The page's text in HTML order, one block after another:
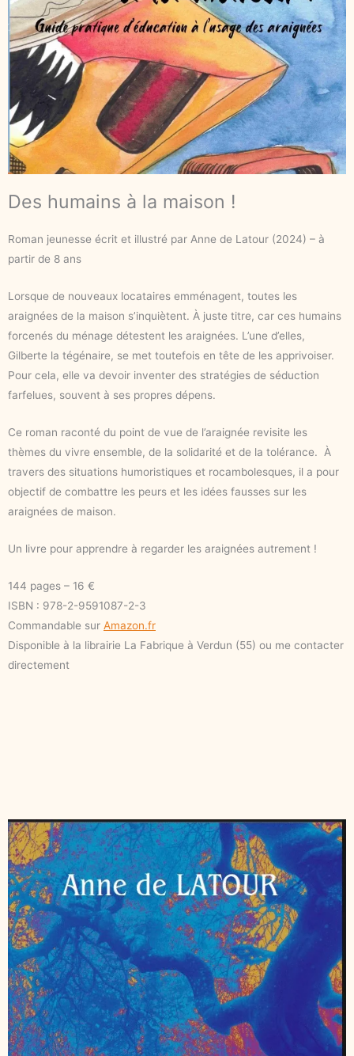
Des humains à la maison !
Roman jeunesse écrit et illustré par Anne de Latour (2024) – à
partir de 8 ans
Lorsque de nouveaux locataires emménagent, toutes les
araignées de la maison s’inquiètent. À juste titre, car ces humains
forcenés du ménage détestent les araignées. L’une d’elles,
Gilberte la tégénaire, se met toutefois en tête de les apprivoiser.
Pour cela, elle va devoir inventer des stratégies de séduction
farfelues, souvent à ses propres dépens.
Ce roman raconté du point de vue de l’araignée revisite les
thèmes du vivre ensemble, de la solidarité et de la tolérance. À
travers des situations humoristiques et rocambolesques, il a pour
objectif de combattre les peurs et les idées fausses sur les
araignées de maison.
Un livre pour apprendre à regarder les araignées autrement !
144 pages – 16 €
ISBN : 978-2-9591087-2-3
Commandable sur Amazon.fr
Disponible à la librairie La Fabrique à Verdun (55) ou me contacter
directement